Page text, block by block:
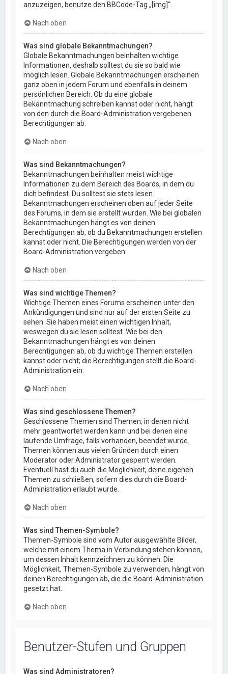
anzuzeigen, benutze den BBCode-Tag „[img]“.
Nach oben
Was sind globale Bekanntmachungen?
Globale Bekanntmachungen beinhalten wichtige
Informationen, deshalb solltest du sie so bald wie
möglich lesen. Globale Bekanntmachungen erscheinen
ganz oben in jedem Forum und ebenfalls in deinem
persönlichen Bereich. Ob du eine globale
Bekanntmachung schreiben kannst oder nicht, hängt
von den durch die Board-Administration vergebenen
Berechtigungen ab.
Nach oben
Was sind Bekanntmachungen?
Bekanntmachungen beinhalten meist wichtige
Informationen zu dem Bereich des Boards, in dem du
dich befindest. Du solltest sie stets lesen.
Bekanntmachungen erscheinen oben auf jeder Seite
des Forums, in dem sie erstellt wurden. Wie bei globalen
Bekanntmachungen hängt es von deinen
Berechtigungen ab, ob du Bekanntmachungen erstellen
kannst oder nicht. Die Berechtigungen werden von der
Board-Administration vergeben.
Nach oben
Was sind wichtige Themen?
Wichtige Themen eines Forums erscheinen unter den
Ankündigungen und sind nur auf der ersten Seite zu
sehen. Sie haben meist einen wichtigen Inhalt,
weswegen du sie lesen solltest. Wie bei den
Bekanntmachungen hängt es von deinen
Berechtigungen ab, ob du wichtige Themen erstellen
kannst oder nicht; die Berechtigungen stellt die Board-
Administration ein.
Nach oben
Was sind geschlossene Themen?
Geschlossene Themen sind Themen, in denen nicht
mehr geantwortet werden kann und bei denen eine
laufende Umfrage, falls vorhanden, beendet wurde.
Themen können aus vielen Gründen durch einen
Moderator oder Administrator gesperrt werden.
Eventuell hast du auch die Möglichkeit, deine eigenen
Themen zu schließen, sofern dies durch die Board-
Administration erlaubt wurde.
Nach oben
Was sind Themen-Symbole?
Themen-Symbole sind vom Autor ausgewählte Bilder,
welche mit einem Thema in Verbindung stehen können,
um dessen Inhalt kennzeichnen zu können. Die
Möglichkeit, Themen-Symbole zu verwenden, hängt von
deinen Berechtigungen ab, die die Board-Administration
gesetzt hat.
Nach oben
Benutzer-Stufen und Gruppen
Was sind Administratoren?